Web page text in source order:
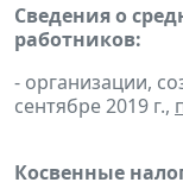
Сведения о
работников:
- организации,
сентябре 2019 г.,
Косвенные